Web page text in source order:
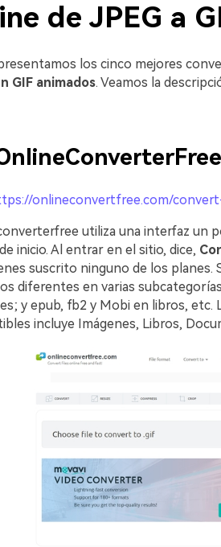
de JPEG a
los cinco mejores
GIF animados. Veamos la
onlineconvertfree.com/
utiliza una interfaz un
inicio. Al entrar en el sitio, dice,
suscrito ninguno de los planes.
diferentes en varias
y epub, fb2 y Mobi en libros, etc.
incluye Imágenes, Libros,